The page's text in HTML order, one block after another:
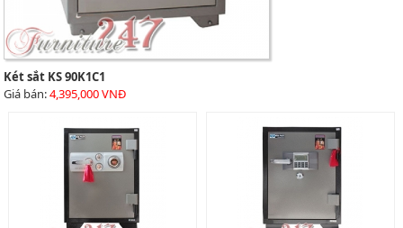
Két sắt KS 90K1C1
Giá bán:4,395,000 VNĐ